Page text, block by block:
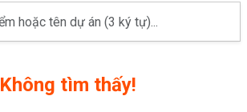
Không tìm thấy!